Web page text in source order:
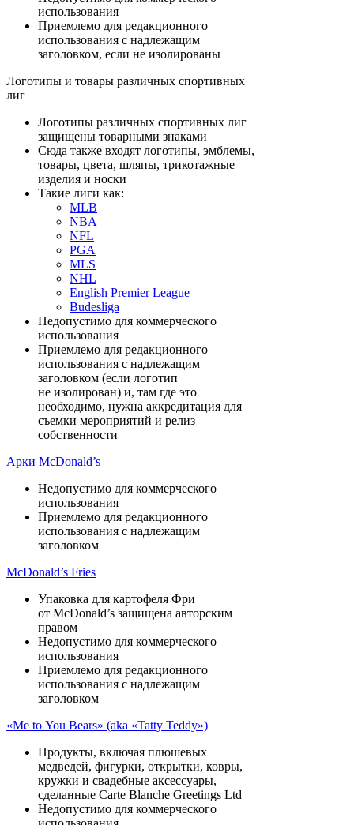
использования
Приемлемо для редакционного
использования с надлежащим
заголовком, если не изолированы
Логотипы и товары различных спортивных
лиг
Логотипы различных спортивных лиг
защищены товарными знаками
Сюда также входят логотипы, эмблемы,
товары, цвета, шляпы, трикотажные
изделия и носки
Такие лиги как:
MLB
NBA
NFL
PGA
MLS
NHL
English Premier League
Budesliga
Недопустимо для коммерческого
использования
Приемлемо для редакционного
использования с надлежащим
заголовком (если логотип
не изолирован) и, там где это
необходимо, нужна аккредитация для
съемки мероприятий и релиз
собственности
Арки McDonald’s
Недопустимо для коммерческого
использования
Приемлемо для редакционного
использования с надлежащим
заголовком
McDonald’s Fries
Упаковка для картофеля Фри
от McDonald’s защищена авторским
правом
Недопустимо для коммерческого
использования
Приемлемо для редакционного
использования с надлежащим
заголовком
«Me to You Bears» (aka «Tatty Teddy»)
Продукты, включая плюшевых
медведей, фигурки, открытки, ковры,
кружки и свадебные аксессуары,
сделанные Carte Blanche Greetings Ltd
Недопустимо для коммерческого